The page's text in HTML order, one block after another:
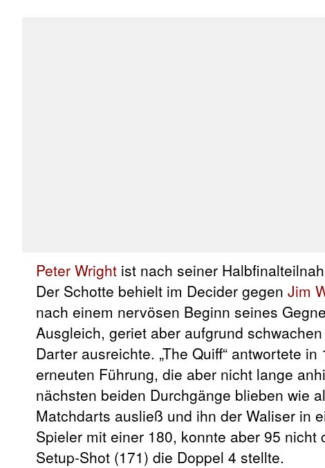
Peter Wright ist nach seiner
Der Schotte behielt im Decider gegen Jim
nach einem nervösen Beginn seines
Ausgleich, geriet aber aufgrund
Darter ausreichte. „The Quiff“ antwortete
erneuten Führung, die aber nicht lange
nächsten beiden Durchgänge blieben wie
Matchdarts ausließ und ihn der Waliser in
Spieler mit einer 180, konnte aber 95
Setup-Shot (171) die Doppel 4 stellte.